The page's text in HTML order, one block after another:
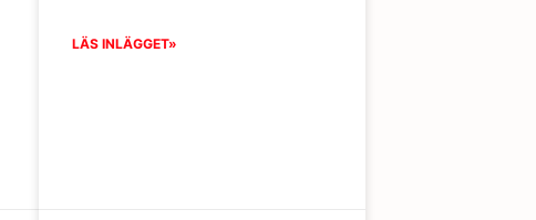
LÄS INLÄGGET»